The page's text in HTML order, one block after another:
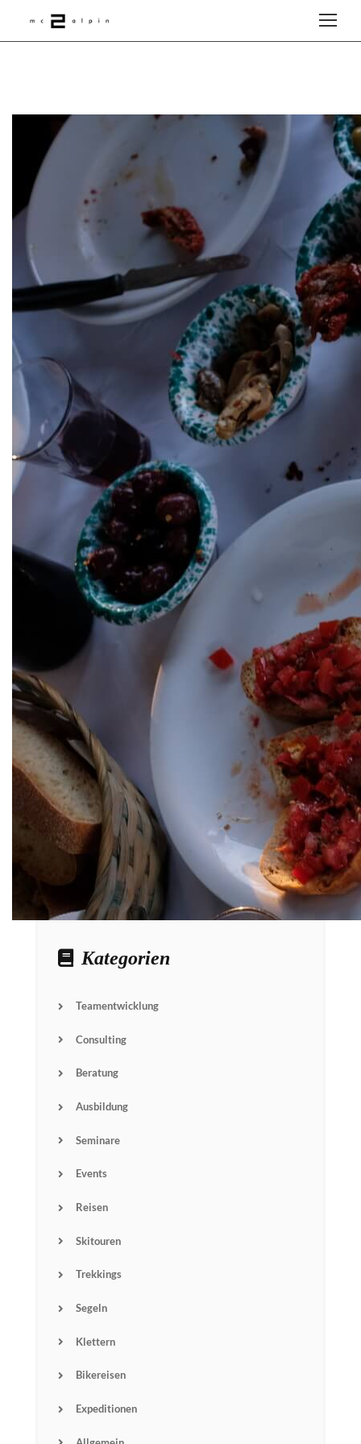
Kategorien
Teamentwicklung
Consulting
Beratung
Ausbildung
Seminare
Events
Reisen
Skitouren
Trekkings
Segeln
Klettern
Bikereisen
Expeditionen